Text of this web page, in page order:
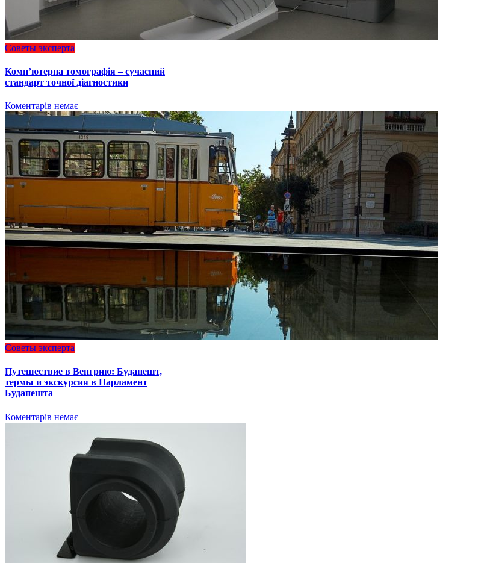
Советы эксперта
Комп’ютерна томографія – сучасний
стандарт точної діагностики
Коментарів немає
Советы эксперта
Путешествие в Венгрию: Будапешт,
термы и экскурсия в Парламент
Будапешта
Коментарів немає